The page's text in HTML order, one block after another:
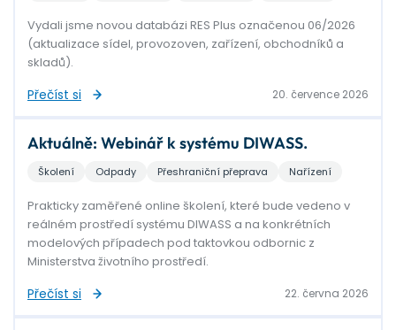
Vydali jsme novou databázi RES Plus označenou 06/2026
(aktualizace sídel, provozoven, zařízení, obchodníků a
skladů).
Přečíst si 20. července 2026
Aktuálně: Webinář k systému DIWASS.
Školení Odpady Přeshraniční přeprava Nařízení
Prakticky zaměřené online školení, které bude vedeno v
reálném prostředí systému DIWASS a na konkrétních
modelových případech pod taktovkou odbornic z
Ministerstva životního prostředí.
Přečíst si 22. června 2026